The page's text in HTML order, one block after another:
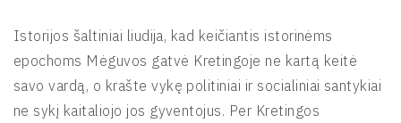
Istorijos šaltiniai liudija, kad keičiantis istorinėms
epochoms Mėguvos gatvė Kretingoje ne kartą keitė
savo vardą, o krašte vykę politiniai ir socialiniai santykiai
ne sykį kaitaliojo jos gyventojus. Per Kretingos